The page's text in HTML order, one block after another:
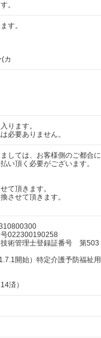
。
す。
カ
ります。
必要ありません。
しては、お客様側のご都合に
い頂く必要がございます。
て頂きます。
させて頂きます。
022300190258
術管理士登録証番号 第503
開始）特定介護予防福祉用
済）